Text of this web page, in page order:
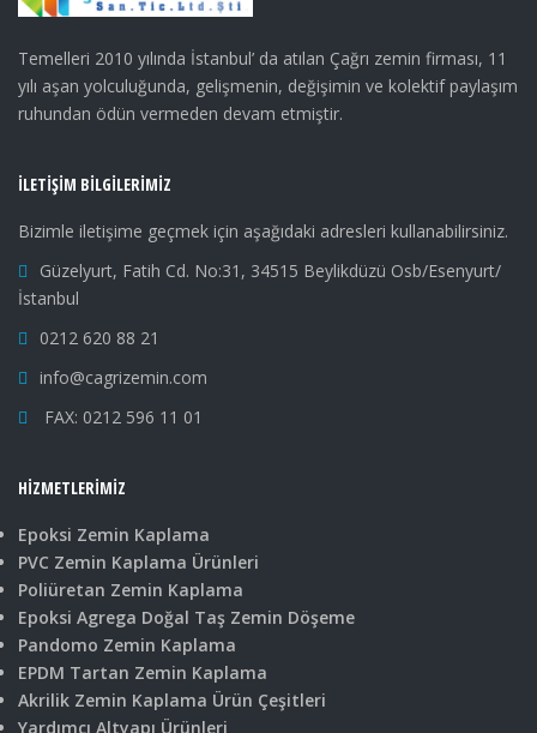
Temelleri 2010 yılında İstanbul’ da atılan Çağrı zemin firması, 11
yılı aşan yolculuğunda, gelişmenin, değişimin ve kolektif paylaşım
ruhundan ödün vermeden devam etmiştir.
İLETIŞIM BILGILERIMIZ
Bizimle iletişime geçmek için aşağıdaki adresleri kullanabilirsiniz.
Güzelyurt, Fatih Cd. No:31, 34515 Beylikdüzü Osb/Esenyurt/
İstanbul
0212 620 88 21
info@cagrizemin.com
FAX: 0212 596 11 01
HIZMETLERIMIZ
Epoksi Zemin Kaplama
PVC Zemin Kaplama Ürünleri
Poliüretan Zemin Kaplama
Epoksi Agrega Doğal Taş Zemin Döşeme
Pandomo Zemin Kaplama
EPDM Tartan Zemin Kaplama
Akrilik Zemin Kaplama Ürün Çeşitleri
Yardımcı Altyapı Ürünleri